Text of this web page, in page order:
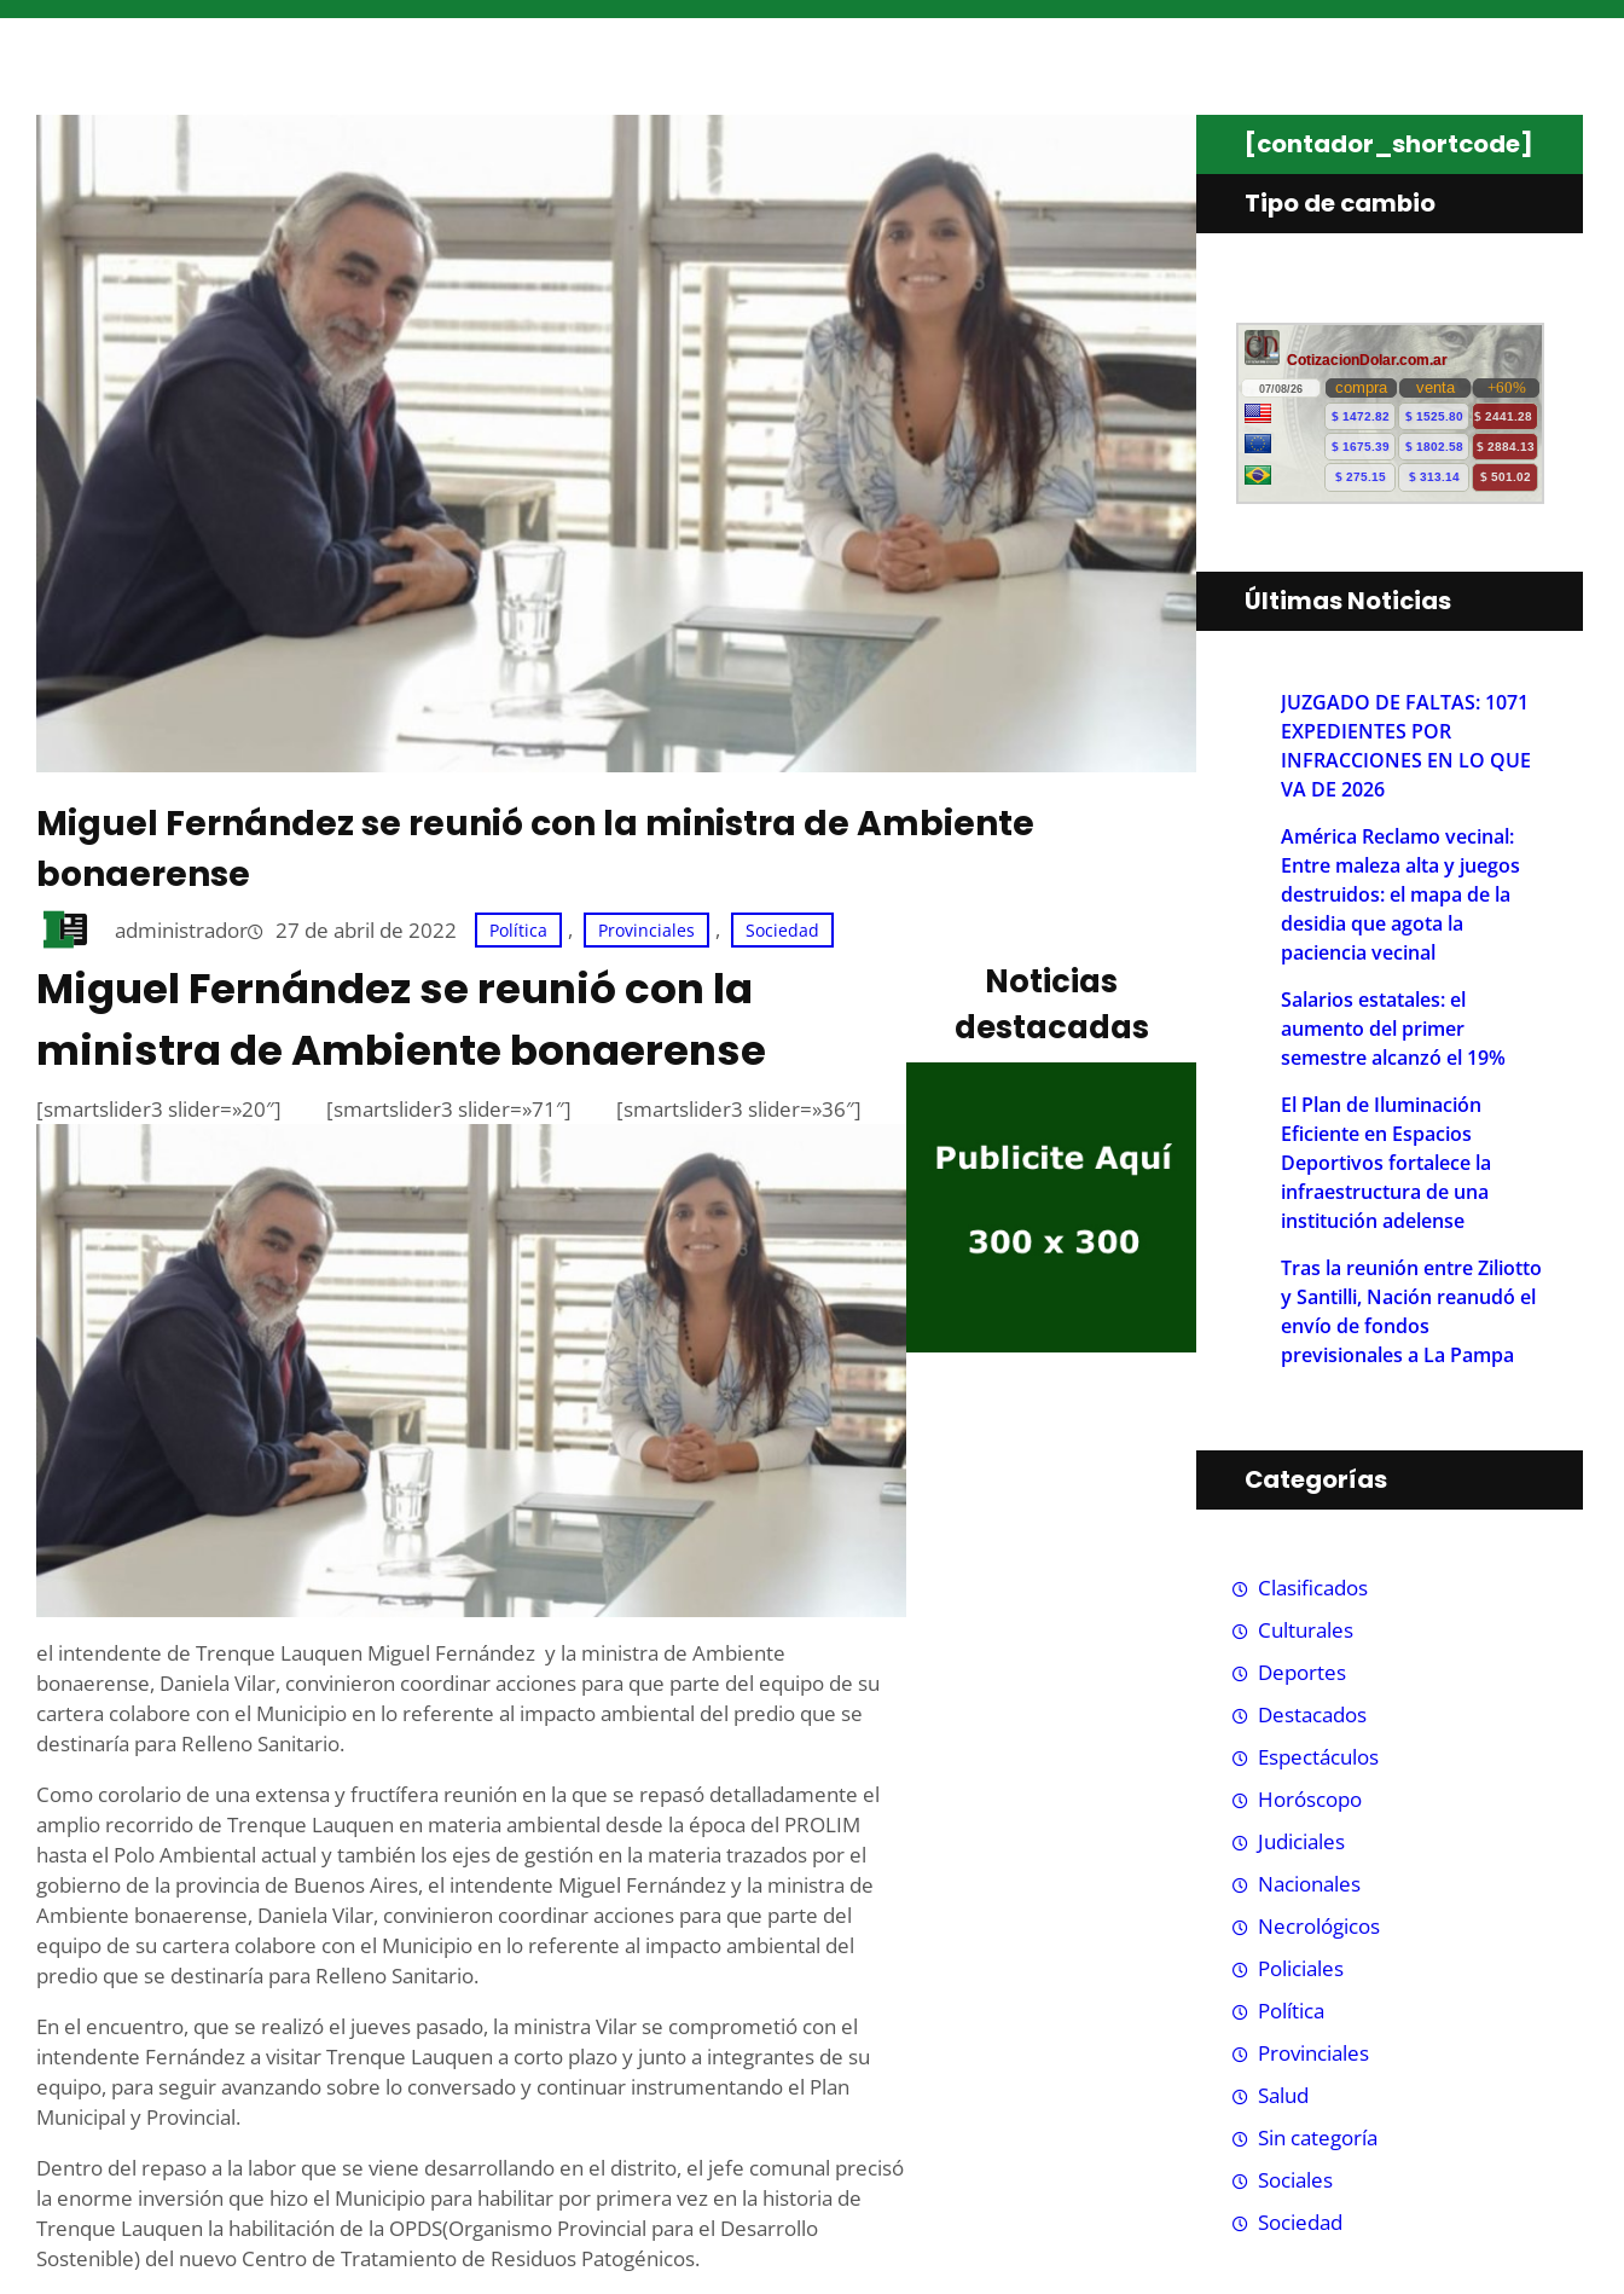
Miguel Fernández se reunió con la ministra de Ambiente
bonaerense
administrador 27 de abril de 2022 Política , Provinciales , Sociedad
Miguel Fernández se reunió con la
ministra de Ambiente bonaerense
[smartslider3 slider=»20″] [smartslider3 slider=»71″] [smartslider3 slider=»36″]
el intendente de Trenque Lauquen Miguel Fernández y la ministra de Ambiente
bonaerense, Daniela Vilar, convinieron coordinar acciones para que parte del equipo de su
cartera colabore con el Municipio en lo referente al impacto ambiental del predio que se
destinaría para Relleno Sanitario.
Como corolario de una extensa y fructífera reunión en la que se repasó detalladamente el
amplio recorrido de Trenque Lauquen en materia ambiental desde la época del PROLIM
hasta el Polo Ambiental actual y también los ejes de gestión en la materia trazados por el
gobierno de la provincia de Buenos Aires, el intendente Miguel Fernández y la ministra de
Ambiente bonaerense, Daniela Vilar, convinieron coordinar acciones para que parte del
equipo de su cartera colabore con el Municipio en lo referente al impacto ambiental del
predio que se destinaría para Relleno Sanitario.
En el encuentro, que se realizó el jueves pasado, la ministra Vilar se comprometió con el
intendente Fernández a visitar Trenque Lauquen a corto plazo y junto a integrantes de su
equipo, para seguir avanzando sobre lo conversado y continuar instrumentando el Plan
Municipal y Provincial.
Dentro del repaso a la labor que se viene desarrollando en el distrito, el jefe comunal precisó
la enorme inversión que hizo el Municipio para habilitar por primera vez en la historia de
Trenque Lauquen la habilitación de la OPDS(Organismo Provincial para el Desarrollo
Sostenible) del nuevo Centro de Tratamiento de Residuos Patogénicos.
Noticias
destacadas
[contador_shortcode]
Tipo de cambio
Últimas Noticias
JUZGADO DE FALTAS: 1071
EXPEDIENTES POR
INFRACCIONES EN LO QUE
VA DE 2026
América Reclamo vecinal:
Entre maleza alta y juegos
destruidos: el mapa de la
desidia que agota la
paciencia vecinal
Salarios estatales: el
aumento del primer
semestre alcanzó el 19%
El Plan de Iluminación
Eficiente en Espacios
Deportivos fortalece la
infraestructura de una
institución adelense
Tras la reunión entre Ziliotto
y Santilli, Nación reanudó el
envío de fondos
previsionales a La Pampa
Categorías
Clasificados
Culturales
Deportes
Destacados
Espectáculos
Horóscopo
Judiciales
Nacionales
Necrológicos
Policiales
Política
Provinciales
Salud
Sin categoría
Sociales
Sociedad